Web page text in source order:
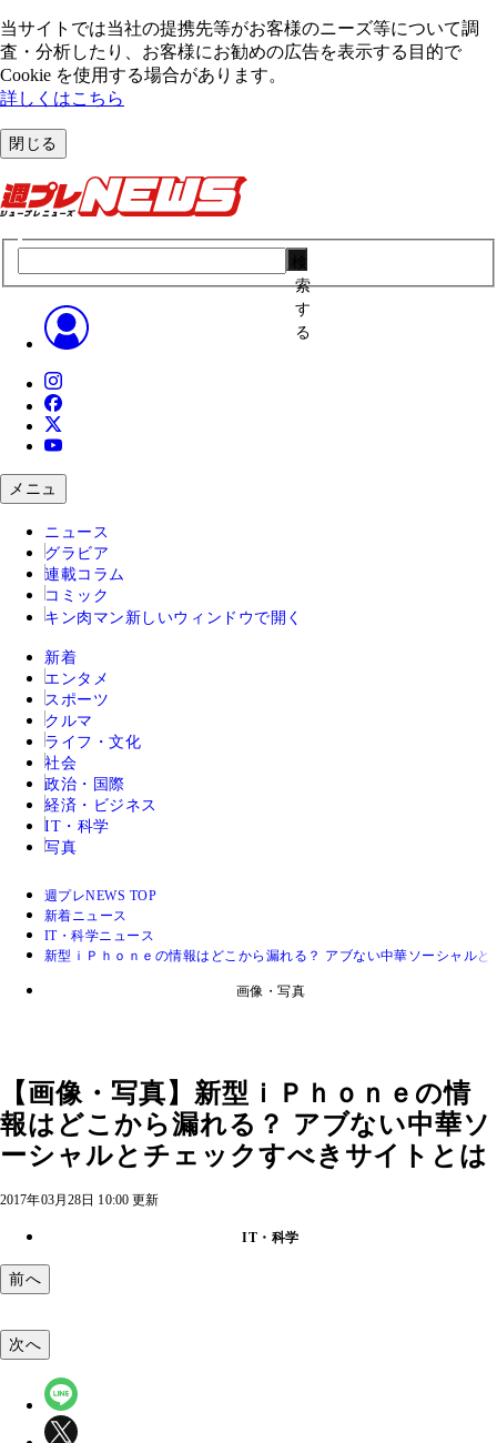
当サイトでは当社の提携先等がお客様のニーズ等について調
査・分析したり、お客様にお勧めの広告を表⽰する⽬的で
Cookie を使⽤する場合があります。
詳しくはこちら
閉じる
索
す
る
メニュ
ニュース
グラビア
連載コラム
コミック
キン肉マン 新しいウィンドウで開く
新着
エンタメ
スポーツ
クルマ
ライフ・文化
社会
政治・国際
経済・ビジネス
IT・科学
写真
週プレNEWS TOP
新着ニュース
IT・科学ニュース
新型ｉＰｈｏｎｅの情報はどこから漏れる？ アブない中華ソーシャル
画像・写真
【画像・写真】新型ｉＰｈｏｎｅの情
報はどこから漏れる？ アブない中華ソ
ーシャルとチェックすべきサイトとは
2017年03月28日 10:00 更新
IT・科学
前へ
次へ